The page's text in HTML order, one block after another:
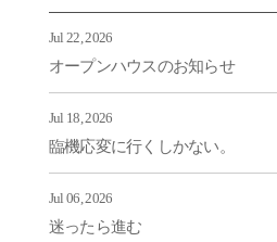
Jul 22, 2026
オープンハウスのお知らせ
Jul 18, 2026
臨機応変に行くしかない。
Jul 06, 2026
迷ったら進む